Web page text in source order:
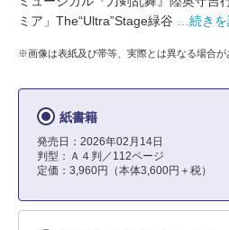
ミア」The“Ultra”Stage緑谷
…続き
※画像は表紙及び帯等、実際とは異なる場合が
紙書籍
発売日：2026年02月14日
判型：Ａ４判／112ページ
定価：3,960円（本体3,600円＋税）